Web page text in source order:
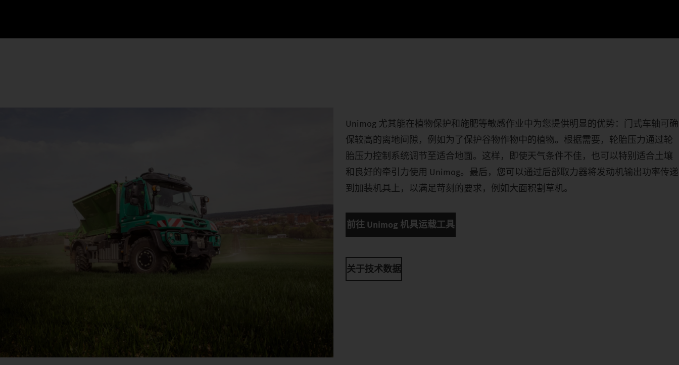
Unimog 尤其能在植物保护和施肥等敏感作业中为您提供明显的优势：门式车轴可确
保较高的离地间隙，例如为了保护谷物作物中的植物。根据需要，轮胎压力通过轮
胎压力控制系统调节至适合地面。这样，即使天气条件不佳，也可以特别适合土壤
和良好的牵引力使用 Unimog。最后，您可以通过后部取力器将发动机输出功率传递
到加装机具上，以满足苛刻的要求，例如大面积割草机。
前往 Unimog 机具运载工具
关于技术数据